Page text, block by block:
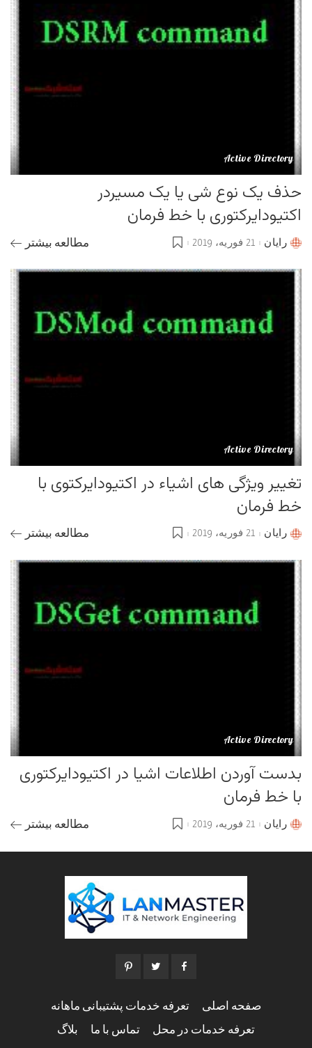
Active Directory
حذف یک نوع شی یا یک مسیردر
اکتیودایرکتوری با خط فرمان
Postedرایان 21 فوریه، 2019 مطالعه بیشتر
Active Directory
تغییر ویژگی های اشیاء در اکتیودایرکتوی با
خط فرمان
Postedرایان 21 فوریه، 2019 مطالعه بیشتر
Active Directory
بدست آوردن اطلاعات اشیا در اکتیودایرکتوری
با خط فرمان
Postedرایان 21 فوریه، 2019 مطالعه بیشتر
صفحه اصلی تعرفه خدمات پشتیبانی ماهانه
تعرفه خدمات در محل تماس با ما بلاگ